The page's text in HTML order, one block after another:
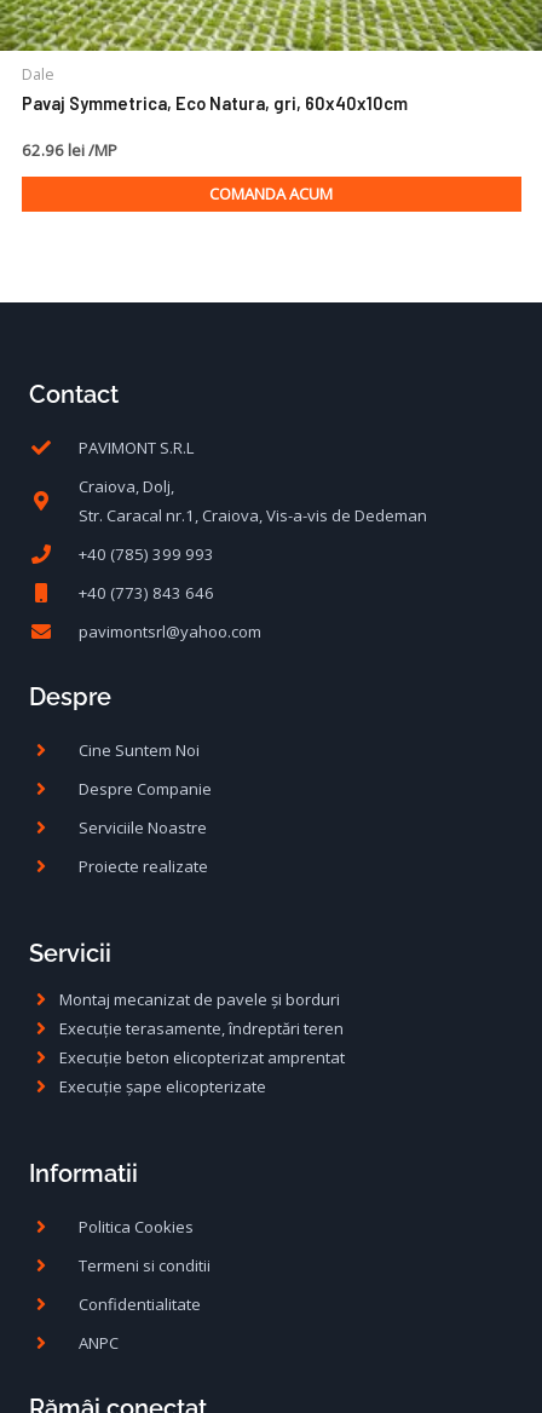
Dale
Pavaj Symmetrica, Eco Natura, gri, 60x40x10cm
62.96 lei /MP
COMANDA ACUM
Contact
PAVIMONT S.R.L
Craiova, Dolj,
Str. Caracal nr.1, Craiova, Vis-a-vis de Dedeman
+40 (785) 399 993
+40 (773) 843 646
pavimontsrl@yahoo.com
Despre
Cine Suntem Noi
Despre Companie
Serviciile Noastre
Proiecte realizate
Servicii
Montaj mecanizat de pavele și borduri
Execuție terasamente, îndreptări teren
Execuție beton elicopterizat amprentat
Execuție șape elicopterizate
Informatii
Politica Cookies
Termeni si conditii
Confidentialitate
ANPC